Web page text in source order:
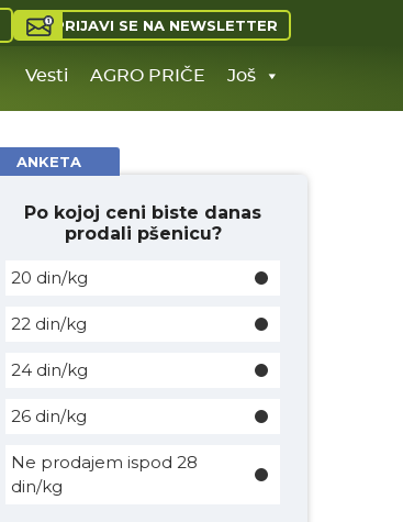
PRIJAVI SE NA NEWSLETTER
Vesti AGRO PRIČE Još
ANKETA
Po kojoj ceni biste danas
prodali pšenicu?
20 din/kg
22 din/kg
24 din/kg
26 din/kg
Ne prodajem ispod 28
din/kg